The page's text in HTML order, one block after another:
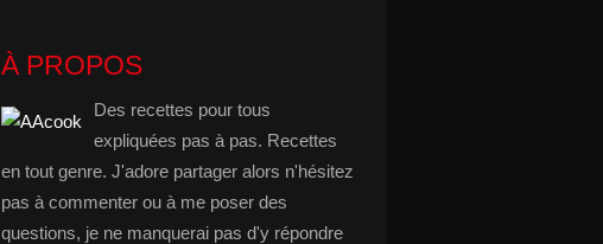
À PROPOS
Des recettes pour tous
expliquées pas à pas. Recettes
en tout genre. J'adore partager alors n'hésitez
pas à commenter ou à me poser des
questions, je ne manquerai pas d'y répondre